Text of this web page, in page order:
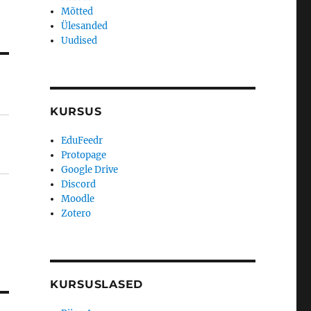
Mõtted
Ülesanded
Uudised
KURSUS
EduFeedr
Protopage
Google Drive
Discord
Moodle
Zotero
KURSUSLASED